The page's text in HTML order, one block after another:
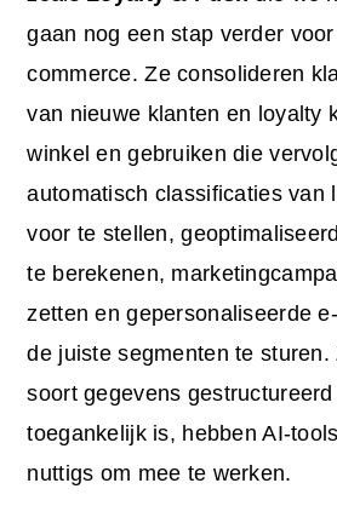
gaan nog een stap verder
commerce. Ze consolideren
van nieuwe klanten en loyalty
winkel en gebruiken die
automatisch classificaties van
voor te stellen,
te berekenen,
zetten en gepersonaliseerde
de juiste segmenten te sturen.
soort gegevens gestructureerd
toegankelijk is, hebben AI-
nuttigs om mee te werken.